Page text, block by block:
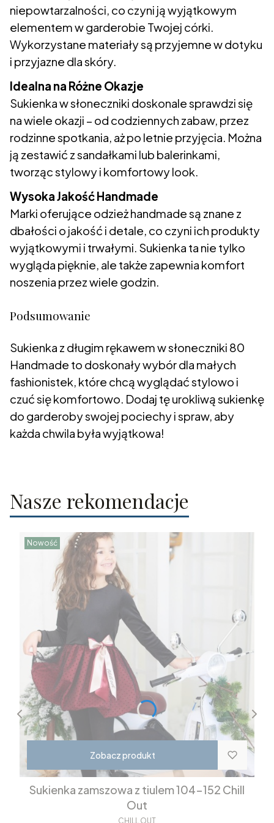
niepowtarzalności, co czyni ją wyjątkowym
elementem w garderobie Twojej córki.
Wykorzystane materiały są przyjemne w dotyku
i przyjazne dla skóry.
Idealna na Różne Okazje
Sukienka w słoneczniki doskonale sprawdzi się
na wiele okazji – od codziennych zabaw, przez
rodzinne spotkania, aż po letnie przyjęcia. Można
ją zestawić z sandałkami lub balerinkami,
tworząc stylowy i komfortowy look.
Wysoka Jakość Handmade
Marki oferujące odzież handmade są znane z
dbałości o jakość i detale, co czyni ich produkty
wyjątkowymi i trwałymi. Sukienka ta nie tylko
wygląda pięknie, ale także zapewnia komfort
noszenia przez wiele godzin.
Podsumowanie
Sukienka z długim rękawem w słoneczniki 80
Handmade to doskonały wybór dla małych
fashionistek, które chcą wyglądać stylowo i
czuć się komfortowo. Dodaj tę urokliwą sukienkę
do garderoby swojej pociechy i spraw, aby
każda chwila była wyjątkowa!
Nasze rekomendacje
Nowość
Zobacz produkt
Sukienka zamszowa z tiulem 104-152 Chill
Out
CHILL OUT